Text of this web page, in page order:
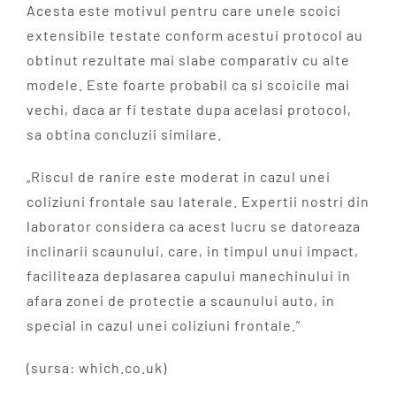
Acesta este motivul pentru care unele scoici
extensibile testate conform acestui protocol au
obtinut rezultate mai slabe comparativ cu alte
modele. Este foarte probabil ca si scoicile mai
vechi, daca ar fi testate dupa acelasi protocol,
sa obtina concluzii similare.
„Riscul de ranire este moderat in cazul unei
coliziuni frontale sau laterale. Expertii nostri din
laborator considera ca acest lucru se datoreaza
inclinarii scaunului, care, in timpul unui impact,
faciliteaza deplasarea capului manechinului in
afara zonei de protectie a scaunului auto, in
special in cazul unei coliziuni frontale.”
(sursa: which.co.uk)